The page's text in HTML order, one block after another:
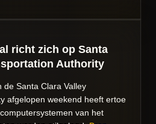
richt zich op Santa
Authority
de Santa Clara Valley
afgelopen weekend heeft ertoe
van het